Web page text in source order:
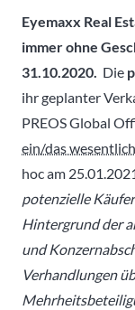
Eyemaxx Real
immer ohne
31.10.2020. Die
ihr geplanter
PREOS Global
ein/das
hoc am
potenzielle
Hintergrund der
und
Verhandlungen